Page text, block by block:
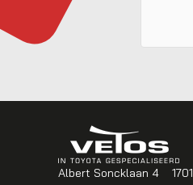
Albert Soncklaan 4